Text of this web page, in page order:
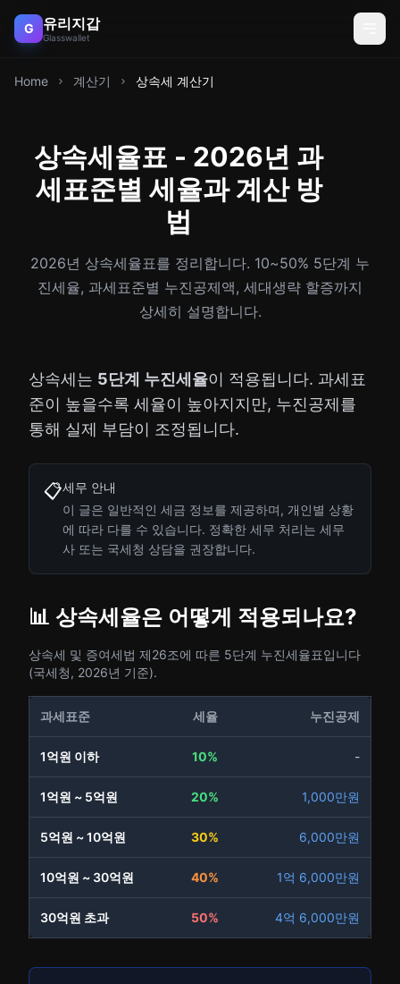
G 유리지갑
Glasswallet
Home 계산기 상속세 계산기
상속세율표 - 2026년 과
세표준별 세율과 계산 방
법
2026년 상속세율표를 정리합니다. 10~50% 5단계 누
진세율, 과세표준별 누진공제액, 세대생략 할증까지
상세히 설명합니다.
상속세는 5단계 누진세율이 적용됩니다. 과세표
준이 높을수록 세율이 높아지지만, 누진공제를
통해 실제 부담이 조정됩니다.
📋세무 안내
이 글은 일반적인 세금 정보를 제공하며, 개인별 상황
에 따라 다를 수 있습니다. 정확한 세무 처리는 세무
사 또는 국세청 상담을 권장합니다.
📊 상속세율은 어떻게 적용되나요?
상속세 및 증여세법 제26조에 따른 5단계 누진세율표입니다
(국세청, 2026년 기준).
과세표준 세율 누진공제
1억원 이하 10% -
1억원 ~ 5억원 20% 1,000만원
5억원 ~ 10억원 30% 6,000만원
10억원 ~ 30억원 40% 1억 6,000만원
30억원 초과 50% 4억 6,000만원